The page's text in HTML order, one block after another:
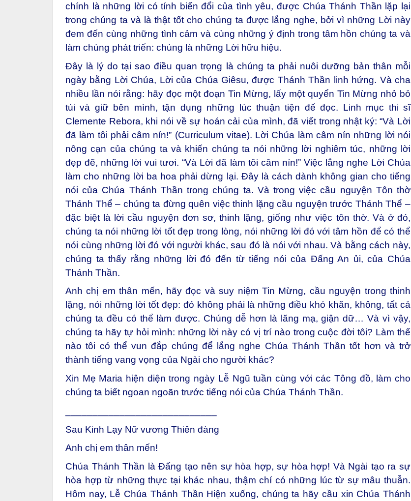
chính là những lời có tính biến đổi của tình yêu, được Chúa Thánh Thần lặp lại
trong chúng ta và là thật tốt cho chúng ta được lắng nghe, bởi vì những Lời này
đem đến cùng những tình cảm và cùng những ý định trong tâm hồn chúng ta và
làm chúng phát triển: chúng là những Lời hữu hiệu.
Đây là lý do tại sao điều quan trọng là chúng ta phải nuôi dưỡng bản thân mỗi
ngày bằng Lời Chúa, Lời của Chúa Giêsu, được Thánh Thần linh hứng. Và cha
nhiều lần nói rằng: hãy đọc một đoạn Tin Mừng, lấy một quyển Tin Mừng nhỏ bỏ
túi và giữ bên mình, tận dụng những lúc thuận tiện để đọc. Linh mục thi sĩ
Clemente Rebora, khi nói về sự hoán cải của mình, đã viết trong nhật ký: “Và Lời
đã làm tôi phải câm nín!” (Curriculum vitae). Lời Chúa làm câm nín những lời nói
nông cạn của chúng ta và khiến chúng ta nói những lời nghiêm túc, những lời
đẹp đẽ, những lời vui tươi. “Và Lời đã làm tôi câm nín!” Việc lắng nghe Lời Chúa
làm cho những lời ba hoa phải dừng lại. Đây là cách dành không gian cho tiếng
nói của Chúa Thánh Thần trong chúng ta. Và trong việc cầu nguyện Tôn thờ
Thánh Thể – chúng ta đừng quên việc thinh lặng cầu nguyện trước Thánh Thể –
đặc biệt là lời cầu nguyện đơn sơ, thinh lặng, giống như việc tôn thờ. Và ở đó,
chúng ta nói những lời tốt đẹp trong lòng, nói những lời đó với tâm hồn để có thể
nói cùng những lời đó với người khác, sau đó là nói với nhau. Và bằng cách này,
chúng ta thấy rằng những lời đó đến từ tiếng nói của Đấng An ủi, của Chúa
Thánh Thần.
Anh chị em thân mến, hãy đọc và suy niệm Tin Mừng, cầu nguyện trong thinh
lặng, nói những lời tốt đẹp: đó không phải là những điều khó khăn, không, tất cả
chúng ta đều có thể làm được. Chúng dễ hơn là lăng mạ, giận dữ… Và vì vậy,
chúng ta hãy tự hỏi mình: những lời này có vị trí nào trong cuộc đời tôi? Làm thế
nào tôi có thể vun đắp chúng để lắng nghe Chúa Thánh Thần tốt hơn và trở
thành tiếng vang vọng của Ngài cho người khác?
Xin Mẹ Maria hiện diện trong ngày Lễ Ngũ tuần cùng với các Tông đồ, làm cho
chúng ta biết ngoan ngoãn trước tiếng nói của Chúa Thánh Thần.
Sau Kinh Lạy Nữ vương Thiên đàng
Anh chị em thân mến!
Chúa Thánh Thần là Đấng tạo nên sự hòa hợp, sự hòa hợp! Và Ngài tạo ra sự
hòa hợp từ những thực tại khác nhau, thậm chí có những lúc từ sự mâu thuẫn.
Hôm nay, Lễ Chúa Thánh Thần Hiện xuống, chúng ta hãy cầu xin Chúa Thánh